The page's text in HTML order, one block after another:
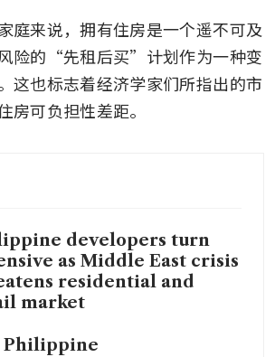
庭来说，拥有住房是一个遥不可及
险的“先租后买”计划作为一种变
这也标志着经济学家们所指出的市
房可负担性差距。
developers turn
as Middle East crisis
residential and
market
Philippine